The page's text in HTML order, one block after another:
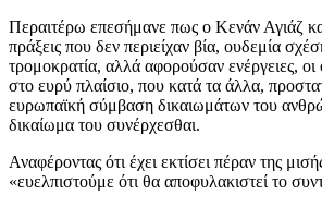
Περαιτέρω επεσήμανε πως ο Κενάν Αγιάζ
πράξεις που δεν περιείχαν βία, ουδεμία
τρομοκρατία, αλλά αφορούσαν ενέργειες, οι
στο ευρύ πλαίσιο, που κατά τα άλλα,
ευρωπαϊκή σύμβαση δικαιωμάτων του
δικαίωμα του συνέρχεσθαι.
Αναφέροντας ότι έχει εκτίσει πέραν της
«ευελπιστούμε ότι θα αποφυλακιστεί το